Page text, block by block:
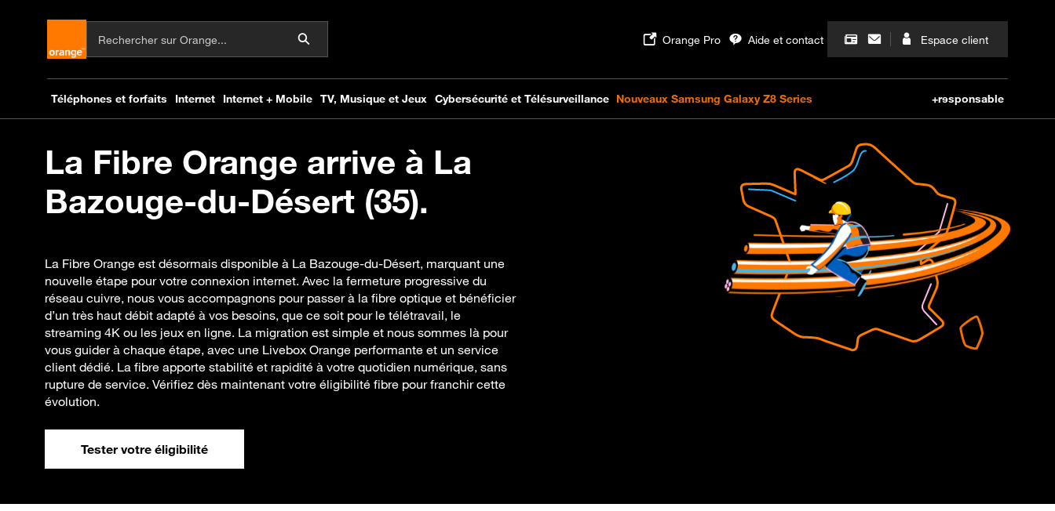
La Fibre Orange arrive à La
Bazouge-du-Désert (35).
La Fibre Orange est désormais disponible à La Bazouge-du-Désert, marquant une
nouvelle étape pour votre connexion internet. Avec la fermeture progressive du
réseau cuivre, nous vous accompagnons pour passer à la fibre optique et bénéficier
d’un très haut débit adapté à vos besoins, que ce soit pour le télétravail, le
streaming 4K ou les jeux en ligne. La migration est simple et nous sommes là pour
vous guider à chaque étape, avec une Livebox Orange performante et un service
client dédié. La fibre apporte stabilité et rapidité à votre quotidien numérique, sans
rupture de service. Vérifiez dès maintenant votre éligibilité fibre pour franchir cette
évolution.
Tester votre éligibilité